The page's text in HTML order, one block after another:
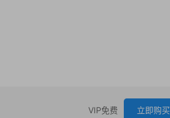
VIP免费 立即购买